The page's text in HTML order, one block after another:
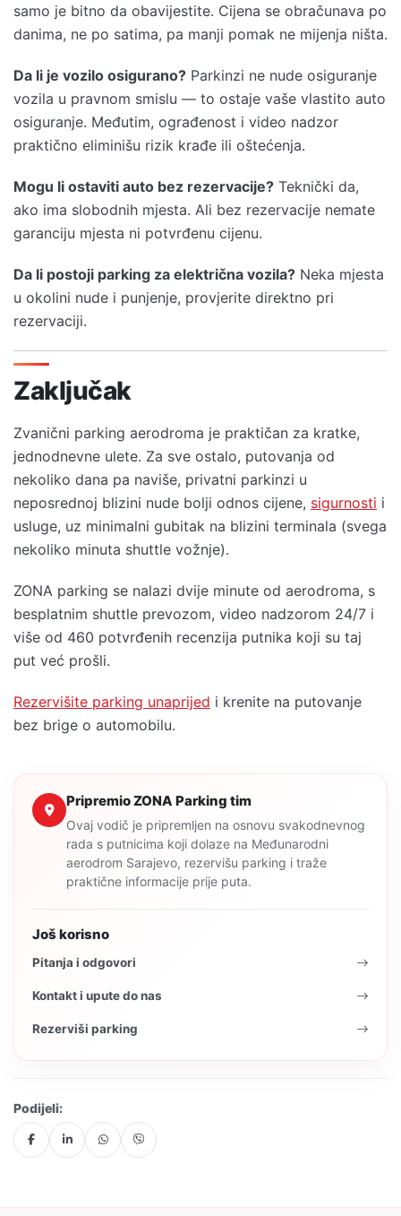
samo je bitno da obavijestite. Cijena se obračunava po
danima, ne po satima, pa manji pomak ne mijenja ništa.
Da li je vozilo osigurano? Parkinzi ne nude osiguranje
vozila u pravnom smislu — to ostaje vaše vlastito auto
osiguranje. Međutim, ograđenost i video nadzor
praktično eliminišu rizik krađe ili oštećenja.
Mogu li ostaviti auto bez rezervacije? Teknički da,
ako ima slobodnih mjesta. Ali bez rezervacije nemate
garanciju mjesta ni potvrđenu cijenu.
Da li postoji parking za električna vozila? Neka mjesta
u okolini nude i punjenje, provjerite direktno pri
rezervaciji.
Zaključak
Zvanični parking aerodroma je praktičan za kratke,
jednodnevne ulete. Za sve ostalo, putovanja od
nekoliko dana pa naviše, privatni parkinzi u
neposrednoj blizini nude bolji odnos cijene, sigurnosti i
usluge, uz minimalni gubitak na blizini terminala (svega
nekoliko minuta shuttle vožnje).
ZONA parking se nalazi dvije minute od aerodroma, s
besplatnim shuttle prevozom, video nadzorom 24/7 i
više od 460 potvrđenih recenzija putnika koji su taj
put već prošli.
Rezervišite parking unaprijed i krenite na putovanje
bez brige o automobilu.
Pripremio ZONA Parking tim
Ovaj vodič je pripremljen na osnovu svakodnevnog
rada s putnicima koji dolaze na Međunarodni
aerodrom Sarajevo, rezervišu parking i traže
praktične informacije prije puta.
Još korisno
Pitanja i odgovori
Kontakt i upute do nas
Rezerviši parking
Podijeli: